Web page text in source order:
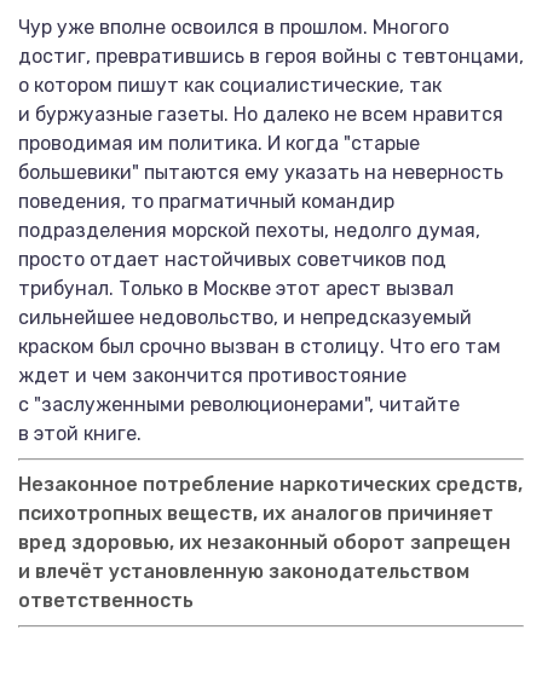
Чур уже вполне освоился в прошлом. Многого
достиг, превратившись в героя войны с тевтонцами,
о котором пишут как социалистические, так
и буржуазные газеты. Но далеко не всем нравится
проводимая им политика. И когда "старые
большевики" пытаются ему указать на неверность
поведения, то прагматичный командир
подразделения морской пехоты, недолго думая,
просто отдает настойчивых советчиков под
трибунал. Только в Москве этот арест вызвал
сильнейшее недовольство, и непредсказуемый
краском был срочно вызван в столицу. Что его там
ждет и чем закончится противостояние
с "заслуженными революционерами", читайте
в этой книге.
Незаконное потребление наркотических средств,
психотропных веществ, их аналогов причиняет
вред здоровью, их незаконный оборот запрещен
и влечёт установленную законодательством
ответственность